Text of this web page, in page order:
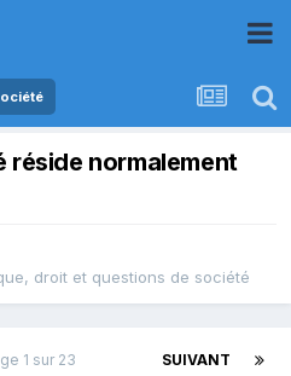
normalement
droit et questions de société
SUIVANT
1 sur 23